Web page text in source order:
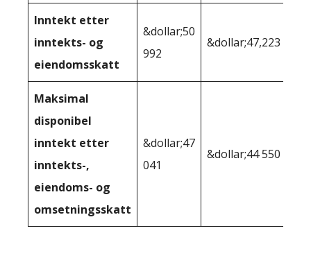
Inntekt etter
inntekts- og
eiendomsskatt
&dollar;50
992
&dollar;47,223
Maksimal
disponibel
inntekt etter
inntekts-,
eiendoms- og
omsetningsskatt
&dollar;47
041
&dollar;44 550